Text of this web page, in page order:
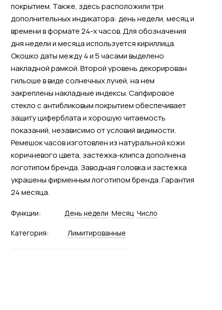
покрытием. Также, здесь расположили три
дополнительных индикатора: день недели, месяц и
времени в формате 24-х часов. Для обозначения
дня недели и месяца используется кириллица.
Окошко даты между 4 и 5 часами выделено
накладной рамкой. Второй уровень декорирован
гильоше в виде солнечных лучей, на нем
закреплены накладные индексы. Сапфировое
стекло с антибликовым покрытием обеспечивает
защиту циферблата и хорошую читаемость
показаний, независимо от условий видимости.
Ремешок часов изготовлен из натуральной кожи
коричневого цвета, застежка-клипса дополнена
логотипом бренда. Заводная головка и застежка
украшены фирменным логотипом бренда. Гарантия
24 месяца.
Функции: День недели Месяц Число
Категория: Лимитированные